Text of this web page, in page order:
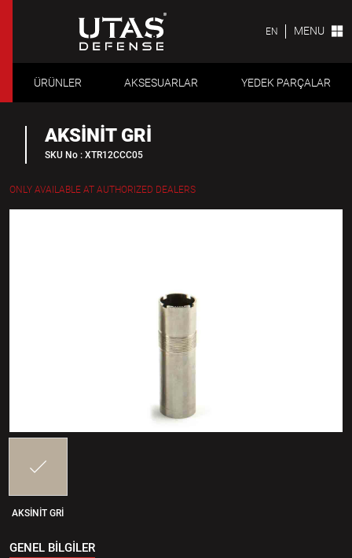
EN MENU
ÜRÜNLER AKSESUARLAR YEDEK PARÇALAR
AKSINIT GRI
SKU No : XTR12CCC05
ONLY AVAILABLE AT AUTHORIZED DEALERS
AKSINIT GRI
GENEL BİLGİLER